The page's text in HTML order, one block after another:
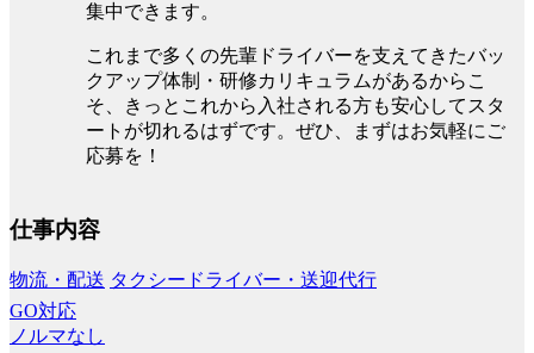
集中できます。
これまで多くの先輩ドライバーを支えてきたバッ
クアップ体制・研修カリキュラムがあるからこ
そ、きっとこれから入社される方も安心してスタ
ートが切れるはずです。ぜひ、まずはお気軽にご
応募を！
仕事内容
物流・配送 タクシードライバー・送迎代行
GO対応
ノルマなし